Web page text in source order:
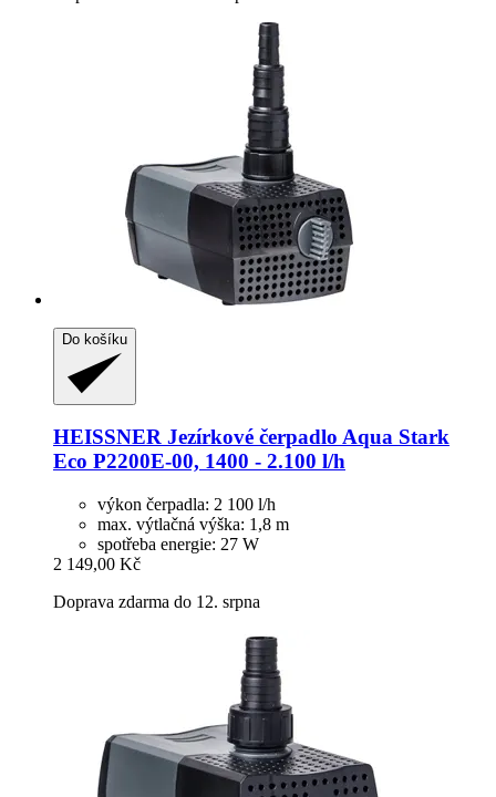
Do košíku
HEISSNER Jezírkové čerpadlo Aqua Stark
Eco P2200E-​00, 1400 -​ 2.100 l/h
výkon čerpadla: 2 100 l/h
max. výtlačná výška: 1,8 m
spotřeba energie: 27 W
2 149,00 Kč
Doprava zdarma do 12. srpna